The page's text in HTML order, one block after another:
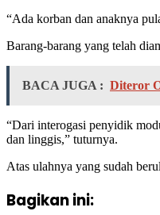
“Ada korban dan anaknya
Barang-barang yang telah
BACA JUGA : Diteror
“Dari interogasi penyidik
dan linggis,” tuturnya.
Atas ulahnya yang sudah
Bagikan ini: